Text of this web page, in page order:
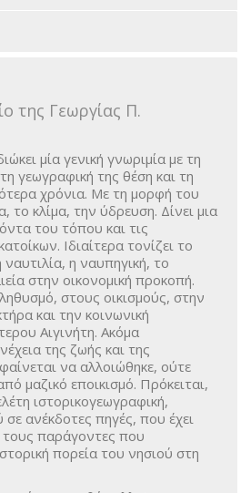
της Γεωργίας Π.
μία γενική γνωριμία με τη
γεωγραφική της θέση και τη
χρόνια. Με τη μορφή του
το κλίμα, την ύδρευση. Δίνει μια
του τόπου και τις
Ιδιαίτερα τονίζει το
η ναυπηγική, το
στην οικονομική προκοπή.
στους οικισμούς, στην
και την κοινωνική
Αιγινήτη. Ακόμα
της ζωής και της
να αλλοιώθηκε, ούτε
μαζικό εποικισμό. Πρόκειται,
ιστορικογεωγραφική,
ανέκδοτες πηγές, που έχει
παράγοντες που
πορεία του νησιού στη